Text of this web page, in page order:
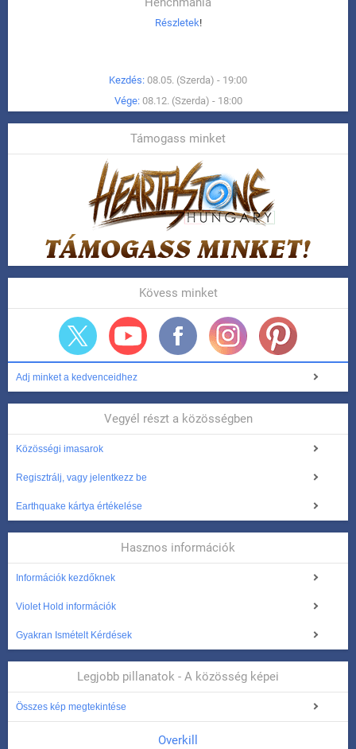
Részletek!
Kezdés: 08.05. (Szerda) - 19:00
Vége: 08.12. (Szerda) - 18:00
Támogass minket
Kövess minket
Adj minket a kedvenceidhez
Vegyél részt a közösségben
Közösségi imasarok
Regisztrálj, vagy jelentkezz be
Earthquake kártya értékelése
Hasznos információk
Információk kezdőknek
Violet Hold információk
Gyakran Ismételt Kérdések
Legjobb pillanatok - A közösség képei
Összes kép megtekintése
Overkill